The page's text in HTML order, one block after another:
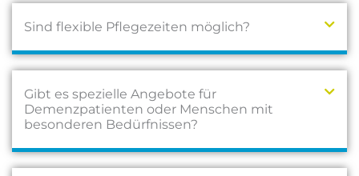
Sind flexible Pflegezeiten möglich?
Gibt es spezielle Angebote für
Demenzpatienten oder Menschen mit
besonderen Bedürfnissen?